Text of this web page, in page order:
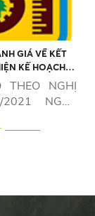
GIÁ VỀ KẾT
KẾ HOẠCH
DOANH NĂM
THEO NGHỊ
NGÀY